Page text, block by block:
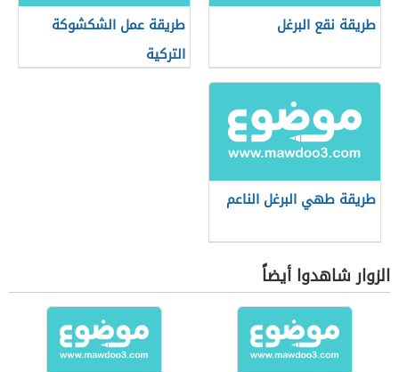
طريقة نقع البرغل
طريقة عمل الشكشوكة
التركية
طريقة طهي البرغل الناعم
الزوار شاهدوا أيضاً